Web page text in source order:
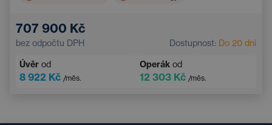
Asistent hlídání jízdy v pruhu
707 900 Kč
bez odpočtu DPH Dostupnost: Do 20 dní
Úvěr od
8 922 Kč /měs.
Operák od
12 303 Kč /měs.